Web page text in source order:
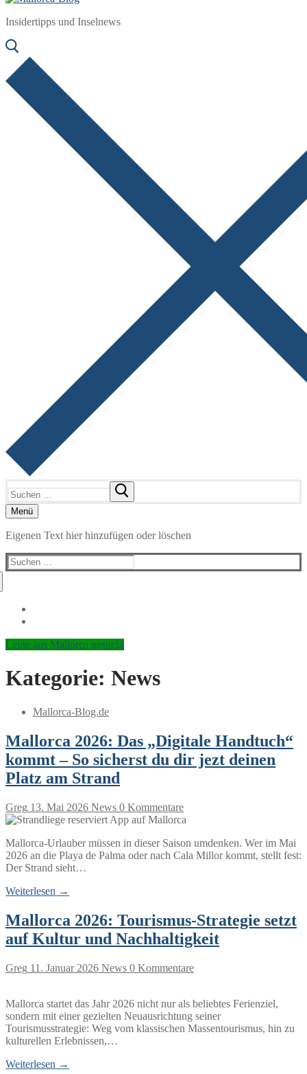
Insidertipps und Inselnews
nach:
Menü
Eigenen Text hier hinzufügen oder löschen
Suchen
nach:
Leute aus Mallorca gesucht
Kategorie: News
Mallorca-Blog.de
Mallorca 2026: Das „Digitale Handtuch“
kommt – So sicherst du dir jezt deinen
Platz am Strand
Greg 13. Mai 2026 News 0 Kommentare
Mallorca-Urlauber müssen in dieser Saison umdenken. Wer im Mai
2026 an die Playa de Palma oder nach Cala Millor kommt, stellt fest:
Der Strand sieht…
Weiterlesen →
Mallorca 2026: Tourismus-Strategie setzt
auf Kultur und Nachhaltigkeit
Greg 11. Januar 2026 News 0 Kommentare
Mallorca startet das Jahr 2026 nicht nur als beliebtes Ferienziel,
sondern mit einer gezielten Neuausrichtung seiner
Tourismusstrategie: Weg vom klassischen Massentourismus, hin zu
kulturellen Erlebnissen,…
Weiterlesen →